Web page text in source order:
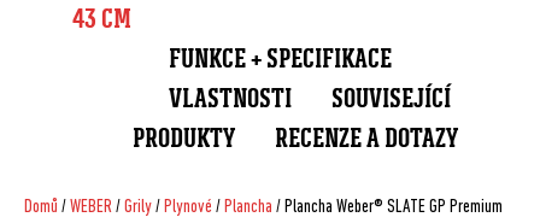
43 CM
FUNKCE + SPECIFIKACE
VLASTNOSTI
SOUVISEJÍCÍ
PRODUKTY
RECENZE A DOTAZY
Domů /WEBER/Grily/ Plynové / Plancha / Plancha Weber® SLATE GP Premium